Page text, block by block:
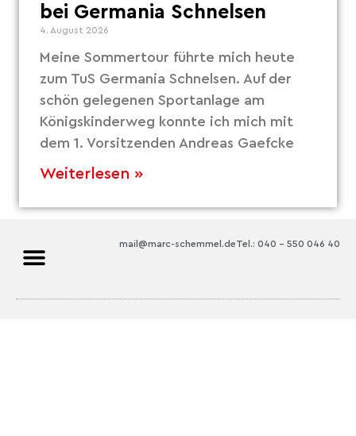
bei Germania Schnelsen
4. August 2026
Meine Sommertour führte mich heute
zum TuS Germania Schnelsen. Auf der
schön gelegenen Sportanlage am
Königskinderweg konnte ich mich mit
dem 1. Vorsitzenden Andreas Gaefcke
Weiterlesen »
Tel.: 040 – 550 046 40
mail@marc-schemmel.de